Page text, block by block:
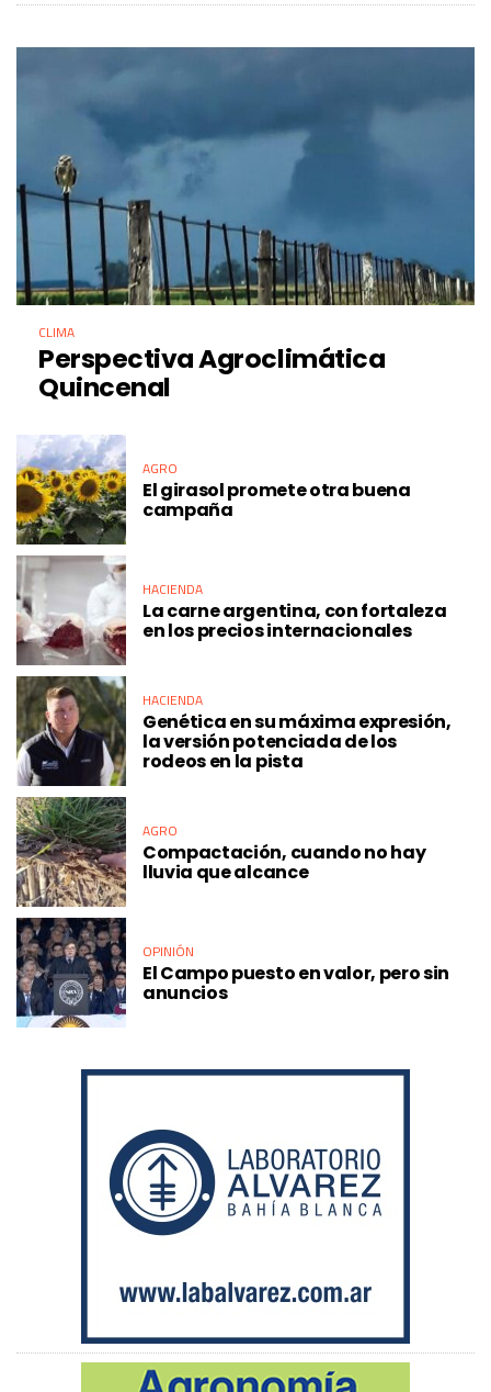
CLIMA
Perspectiva Agroclimática
Quincenal
AGRO
El girasol promete otra buena
campaña
HACIENDA
La carne argentina, con fortaleza
en los precios internacionales
HACIENDA
Genética en su máxima expresión,
la versión potenciada de los
rodeos en la pista
AGRO
Compactación, cuando no hay
lluvia que alcance
OPINIÓN
El Campo puesto en valor, pero sin
anuncios